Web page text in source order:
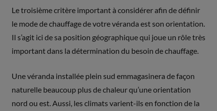
Le troisième critère important à considérer afin de définir
le mode de chauffage de votre véranda est son orientation.
Il s’agit ici de sa position géographique qui joue un rôle très
important dans la détermination du besoin de chauffage.
Une véranda installée plein sud emmagasinera de façon
naturelle beaucoup plus de chaleur qu’une orientation
nord ou est. Aussi, les climats varient-ils en fonction de la